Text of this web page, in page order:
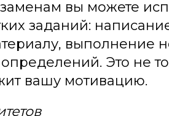
вы можете
заданий:
выполнение
Это не
вашу мотивацию.